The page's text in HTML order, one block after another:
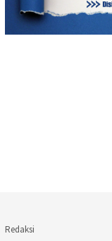
Redaksi